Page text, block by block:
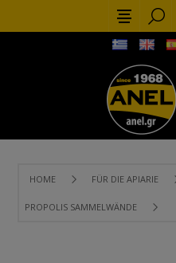
HOME FÜR DIE APIARIE
PROPOLIS SAMMELWÄNDE